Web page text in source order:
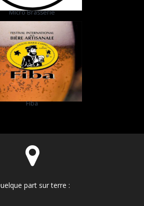
Micro Brasserie
Fiba
part sur terre :